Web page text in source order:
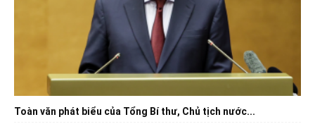
Toàn văn phát biểu của Tổng Bí thư, Chủ tịch nước...